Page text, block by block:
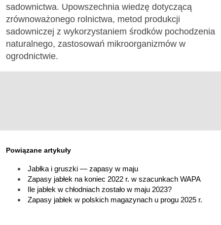
sadownictwa. Upowszechnia wiedzę dotyczącą
zrównoważonego rolnictwa, metod produkcji
sadowniczej z wykorzystaniem środków pochodzenia
naturalnego, zastosowań mikroorganizmów w
ogrodnictwie.
Powiązane artykuły
Jabłka i gruszki — zapasy w maju
Zapasy jabłek na koniec 2022 r. w szacunkach WAPA
Ile jabłek w chłodniach zostało w maju 2023?
Zapasy jabłek w polskich magazynach u progu 2025 r.